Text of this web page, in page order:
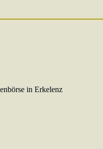
in Erkelenz